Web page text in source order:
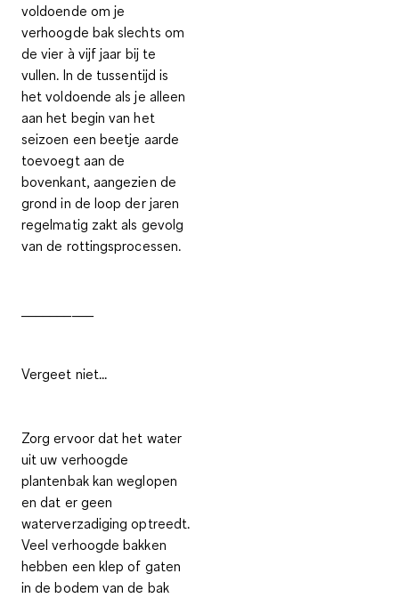
voldoende om je
verhoogde bak slechts om
devier à vijf jaar bij te
vullen. In de tussentijd is
het voldoende als je alleen
aan het begin van het
seizoen een beetje aarde
toevoegt aan de
bovenkant, aangezien de
grond in de loop der jaren
regelmatig zakt als gevolg
van de rottingsprocessen.
Vergeet niet...
Zorg ervoor dat het water
uit uw verhoogde
plantenbak kan weglopen
en dat er geen
waterverzadiging optreedt.
Veel verhoogde bakken
hebben een klep of gaten
in de bodem van de bak